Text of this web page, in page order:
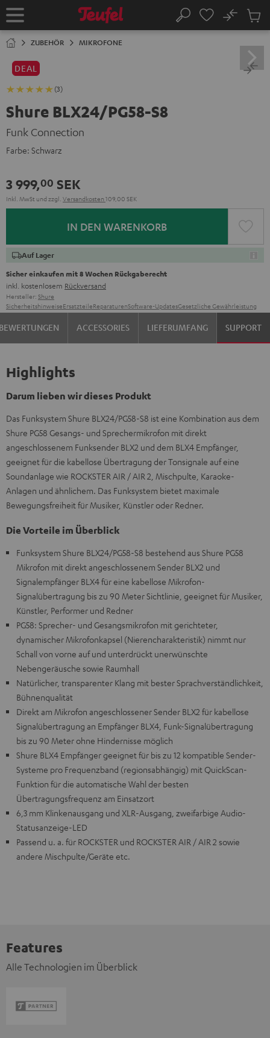
Startseite Suche
No
ZUBEHÖR MIKROFONE
DEAL
(3)
Shure BLX24/PG58-S8
Funk Connection
Farbe: Schwarz
3 999,00 SEK
Inkl. MwSt und zzgl. Versandkosten 109,00 SEK
IN DEN WARENKORB
Auf Lager
Sicher einkaufen mit 8 Wochen Rückgaberecht
inkl. kostenlosem Rückversand
Hersteller: Shure
SicherheitshinweiseErsatzteileReparaturenSoftware-UpdatesGesetzliche Gewährleistung
ACCESSORIES LIEFERUMFANG SUPPORT
Highlights
Darum lieben wir dieses Produkt
Das Funksystem Shure BLX24/PG58-S8 ist eine Kombination aus dem
Shure PG58 Gesangs- und Sprechermikrofon mit direkt
angeschlossenem Funksender BLX2 und dem BLX4 Empfänger,
geeignet für die kabellose Übertragung der Tonsignale auf eine
Soundanlage wie ROCKSTER AIR / AIR 2, Mischpulte, Karaoke-
Anlagen und ähnlichem. Das Funksystem bietet maximale
Bewegungsfreiheit für Musiker, Künstler oder Redner.
Die Vorteile im Überblick
Funksystem Shure BLX24/PG58-S8 bestehend aus Shure PG58
Mikrofon mit direkt angeschlossenem Sender BLX2 und
Signalempfänger BLX4 für eine kabellose Mikrofon-
Signalübertragung bis zu 90 Meter Sichtlinie, geeignet für Musiker,
Künstler, Performer und Redner
PG58: Sprecher- und Gesangsmikrofon mit gerichteter,
dynamischer Mikrofonkapsel (Nierencharakteristik) nimmt nur
Schall von vorne auf und unterdrückt unerwünschte
Nebengeräusche sowie Raumhall
Natürlicher, transparenter Klang mit bester Sprachverständlichkeit,
Bühnenqualität
Direkt am Mikrofon angeschlossener Sender BLX2 für kabellose
Signalübertragung an Empfänger BLX4, Funk-Signalübertragung
bis zu 90 Meter ohne Hindernisse möglich
Shure BLX4 Empfänger geeignet für bis zu 12 kompatible Sender-
Systeme pro Frequenzband (regionsabhängig) mit QuickScan-
Funktion für die automatische Wahl der besten
Übertragungsfrequenz am Einsatzort
6,3 mm Klinkenausgang und XLR-Ausgang, zweifarbige Audio-
Statusanzeige-LED
Passend u. a. für ROCKSTER und ROCKSTER AIR / AIR 2 sowie
andere Mischpulte/Geräte etc.
Features
Alle Technologien im Überblick